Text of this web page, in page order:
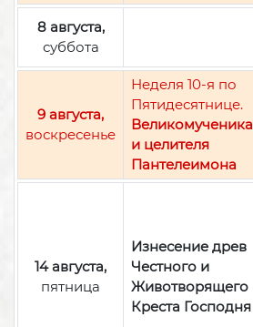
8 августа,
суббота
9 августа,
воскресенье
Неделя 10-я по
Пятидесятнице.
Великомученика
и целителя
Пантелеимона
14 августа,
пятница
Изнесение древ
Честного и
Животворящего
Креста Господня